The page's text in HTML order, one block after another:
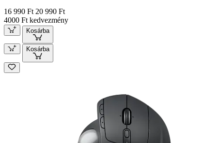
16 990 Ft 20 990 Ft
4000 Ft kedvezmény
Kosárba
Kosárba